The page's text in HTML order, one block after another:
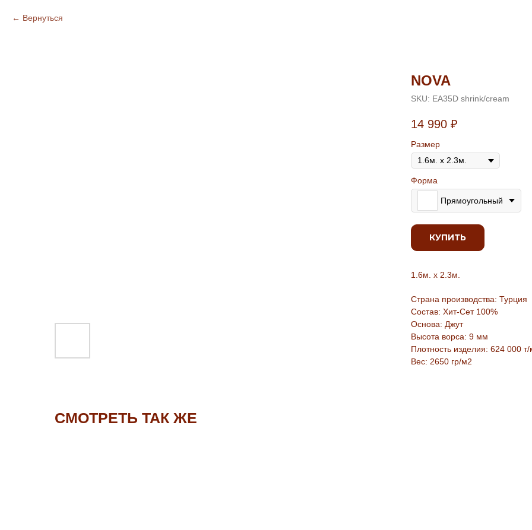
Вернуться
NOVA
SKU: ЕА35D shrink/cream
14 990 ₽
Размер
Форма
Прямоугольный
КУПИТЬ
1.6м. х 2.3м.
Страна производства: Турция
Состав: Хит-Сет 100%
Основа: Джут
Высота ворса: 9 мм
Плотность изделия: 624 000
Вес: 2650 гр/м2
СМОТРЕТЬ ТАК ЖЕ